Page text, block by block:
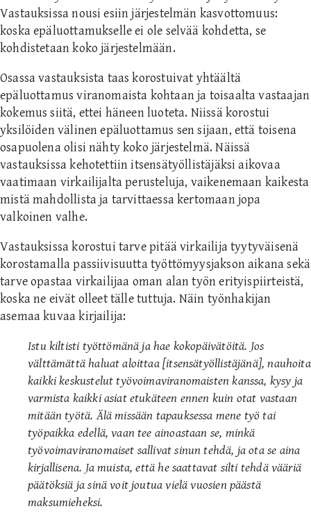
Vastauksissa nousi esiin järjestelmän kasvottomuus:
koska epäluottamukselle ei ole selvää kohdetta, se
kohdistetaan koko järjestelmään.
Osassa vastauksista taas korostuivat yhtäältä
epäluottamus viranomaista kohtaan ja toisaalta vastaajan
kokemus siitä, ettei häneen luoteta. Niissä korostui
yksilöiden välinen epäluottamus sen sijaan, että toisena
osapuolena olisi nähty koko järjestelmä. Näissä
vastauksissa kehotettiin itsensätyöllistäjäksi aikovaa
vaatimaan virkailijalta perusteluja, vaikenemaan kaikesta
mistä mahdollista ja tarvittaessa kertomaan jopa
valkoinen valhe.
Vastauksissa korostui tarve pitää virkailija tyytyväisenä
korostamalla passiivisuutta työttömyysjakson aikana sekä
tarve opastaa virkailijaa oman alan työn erityispiirteistä,
koska ne eivät olleet tälle tuttuja. Näin työnhakijan
asemaa kuvaa kirjailija:
Istu kiltisti työttömänä ja hae kokopäivätöitä. Jos
välttämättä haluat aloittaa [itsensätyöllistäjänä], nauhoita
kaikki keskustelut työvoimaviranomaisten kanssa, kysy ja
varmista kaikki asiat etukäteen ennen kuin otat vastaan
mitään työtä. Älä missään tapauksessa mene työ tai
työpaikka edellä, vaan tee ainoastaan se, minkä
työvoimaviranomaiset sallivat sinun tehdä, ja ota se aina
kirjallisena. Ja muista, että he saattavat silti tehdä vääriä
päätöksiä ja sinä voit joutua vielä vuosien päästä
maksumieheksi.